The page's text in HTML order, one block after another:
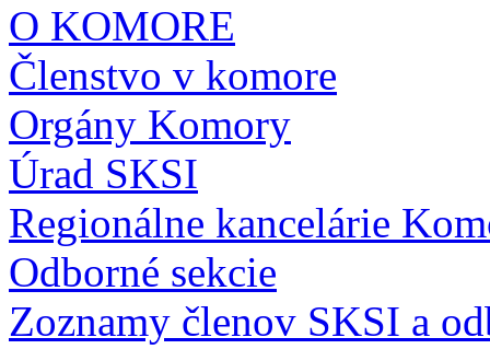
O KOMORE
Členstvo v komore
Orgány Komory
Úrad SKSI
Regionálne kancelárie
Odborné sekcie
Zoznamy členov SKSI a